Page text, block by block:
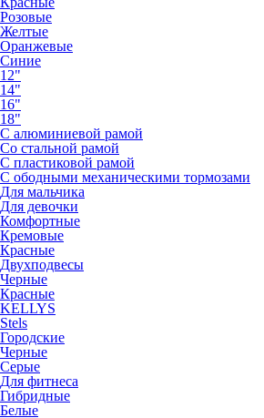
Розовые
Желтые
Оранжевые
Синие
12"
14"
16"
18"
С алюминиевой рамой
Со стальной рамой
С пластиковой рамой
С ободными механическими тормозами
Для мальчика
Для девочки
Комфортные
Кремовые
Красные
Двухподвесы
Черные
Красные
KELLYS
Stels
Городские
Черные
Серые
Для фитнеса
Гибридные
Белые